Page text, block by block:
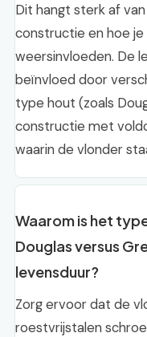
Dit hangt sterk af
constructie en hoe
weersinvloeden. De
beïnvloed door
type hout (zoals
constructie met
waarin de vlonder
Waarom is het
Douglas versus
levensduur?
Zorg ervoor dat de
roestvrijstalen